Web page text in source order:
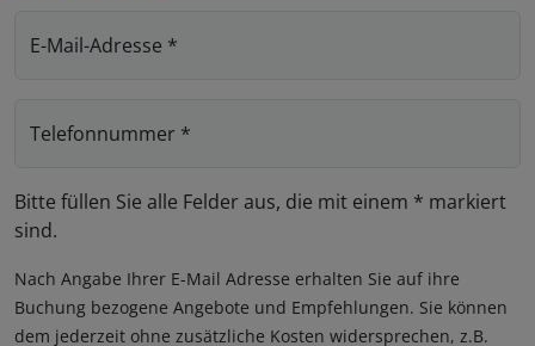
E-Mail-Adresse *
Telefonnummer *
Bitte füllen Sie alle Felder aus, die mit einem * markiert
sind.
Nach Angabe Ihrer E-Mail Adresse erhalten Sie auf ihre
Buchung bezogene Angebote und Empfehlungen. Sie können
dem jederzeit ohne zusätzliche Kosten widersprechen, z.B.